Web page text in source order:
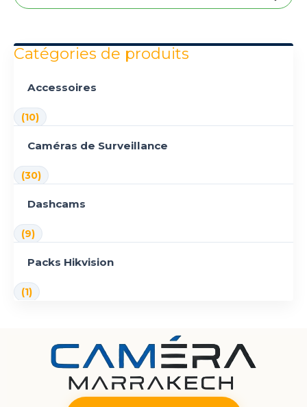
Catégories de produits
Accessoires
(10)
Caméras de Surveillance
(30)
Dashcams
(9)
Packs Hikvision
(1)